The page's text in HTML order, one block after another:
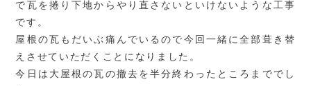
で瓦を捲り下地からやり直さないといけないような工事
です。
屋根の瓦もだいぶ痛んでいるので今回一緒に全部葺き替
えさせていただくことになりました。
今日は大屋根の瓦の撤去を半分終わったところまででし